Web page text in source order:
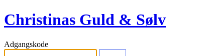
Christinas Guld & Sølv
Adgangskode